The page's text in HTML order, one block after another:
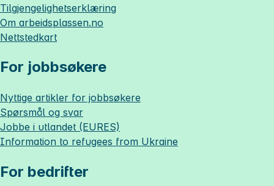
Tilgjengelighetserklæring
Om arbeidsplassen.no
Nettstedkart
For jobbsøkere
Nyttige artikler for jobbsøkere
Spørsmål og svar
Jobbe i utlandet (EURES)
Information to refugees from Ukraine
For bedrifter